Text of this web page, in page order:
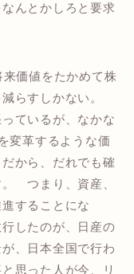
んとかしろと要求
価値をたかめて株
減らすしかない。
ているが、なかな
変革するような価
から、だれでも確
つまり、資産、
することにな
したのが、日産の
、日本全国で行わ
思った人が今、リ